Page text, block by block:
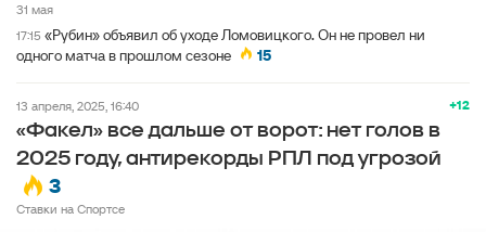
31 мая
17:15 «Рубин» объявил об уходе Ломовицкого. Он не провел ни
одного матча в прошлом сезоне
15
+12
13 апреля, 2025, 16:40
«Факел» все дальше от ворот: нет голов в
2025 году, антирекорды РПЛ под угрозой
3
Ставки на Спортсе